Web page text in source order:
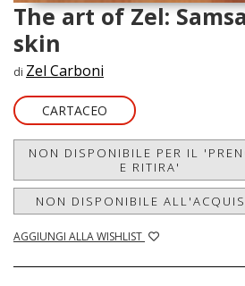
The art of Zel:
skin
di Zel Carboni
CARTACEO
NON DISPONIBILE PER IL
E RITIRA'
NON DISPONIBILE
AGGIUNGI ALLA WISHLIST